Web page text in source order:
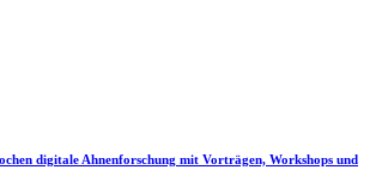
digitale Ahnenforschung mit Vorträgen, Workshops und